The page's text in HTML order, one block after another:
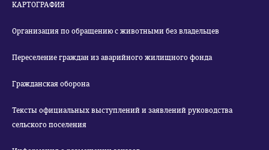
КАРТОГРАФИЯ
Организация по обращению с животными без владельцев
Переселение граждан из аварийного жилищного фонда
Гражданская оборона
Тексты официальных выступлений и заявлений руководства
сельского поселения